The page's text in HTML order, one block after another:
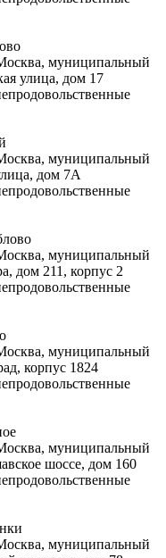
муниципальный
улица, дом 17
муниципальный
дом 7А
муниципальный
дом 211, корпус 2
муниципальный
корпус 1824
муниципальный
шоссе, дом 160
муниципальный